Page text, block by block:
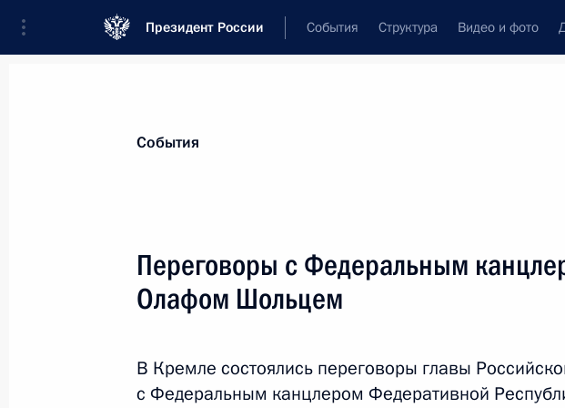
Президент России События Структура Видео и фото
События
Переговоры с Федеральным
Олафом Шольцем
В Кремле состоялись переговоры главы
с Федеральным канцлером Федеративной